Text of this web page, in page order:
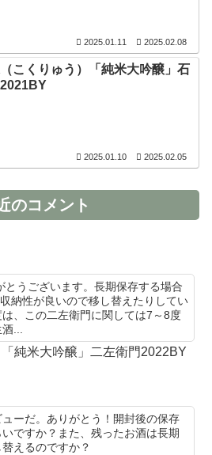
2025.01.11 2025.02.08
こくりゅう）「純米大吟醸」石
2025.01.10 2025.02.05
のコメント
とうございます。長期保存する場合
納性が良いので移し替えたりしてい
、この二左衛門に関しては7～8度
...
純米大吟醸」二左衛門2022BY
ーだ。ありがとう！開封後の保存
ですか？また、残ったお酒は長期
えるのですか？